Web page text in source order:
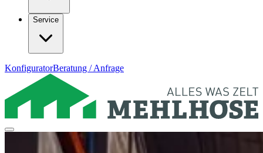
Service
KonfiguratorBeratung / Anfrage